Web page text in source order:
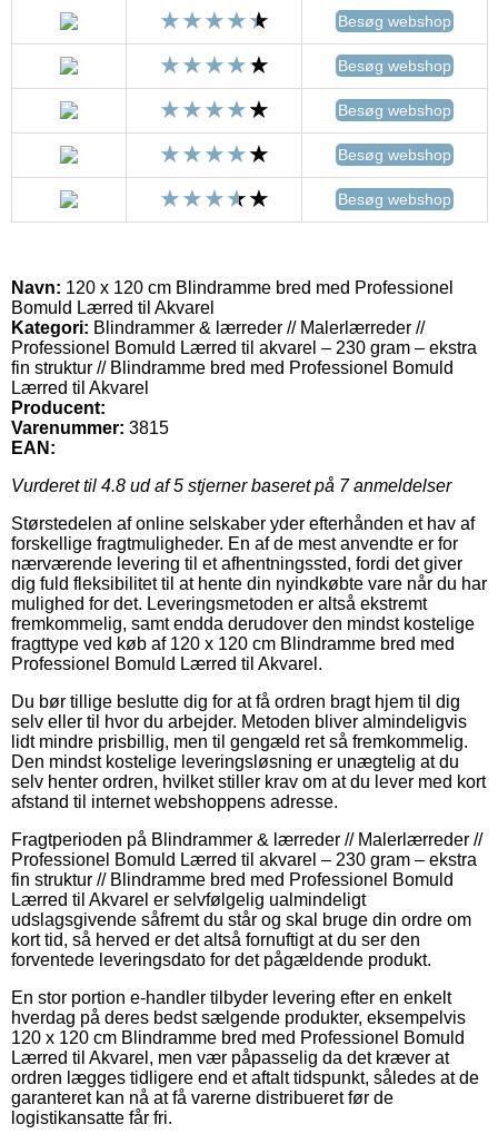
Besøg webshop
Besøg webshop
Besøg webshop
Besøg webshop
Besøg webshop
Navn: 120 x 120 cm Blindramme bred med Professionel
Bomuld Lærred til Akvarel
Kategori: Blindrammer & lærreder // Malerlærreder //
Professionel Bomuld Lærred til akvarel – 230 gram – ekstra
fin struktur // Blindramme bred med Professionel Bomuld
Lærred til Akvarel
Producent:
Varenummer: 3815
EAN:
Vurderet til 4.8 ud af 5 stjerner baseret på 7anmeldelser
Størstedelen af online selskaber yder efterhånden et hav af
forskellige fragtmuligheder. En af de mest anvendte er for
nærværende levering til et afhentningssted, fordi det giver
dig fuld fleksibilitet til at hente din nyindkøbte vare når du har
mulighed for det. Leveringsmetoden er altså ekstremt
fremkommelig, samt endda derudover den mindst kostelige
fragttype ved køb af 120 x 120 cm Blindramme bred med
Professionel Bomuld Lærred til Akvarel.
Du bør tillige beslutte dig for at få ordren bragt hjem til dig
selv eller til hvor du arbejder. Metoden bliver almindeligvis
lidt mindre prisbillig, men til gengæld ret så fremkommelig.
Den mindst kostelige leveringsløsning er unægtelig at du
selv henter ordren, hvilket stiller krav om at du lever med kort
afstand til internet webshoppens adresse.
Fragtperioden på Blindrammer & lærreder // Malerlærreder //
Professionel Bomuld Lærred til akvarel – 230 gram – ekstra
fin struktur // Blindramme bred med Professionel Bomuld
Lærred til Akvarel er selvfølgelig ualmindeligt
udslagsgivende såfremt du står og skal bruge din ordre om
kort tid, så herved er det altså fornuftigt at du ser den
forventede leveringsdato for det pågældende produkt.
En stor portion e-handler tilbyder levering efter en enkelt
hverdag på deres bedst sælgende produkter, eksempelvis
120 x 120 cm Blindramme bred med Professionel Bomuld
Lærred til Akvarel, men vær påpasselig da det kræver at
ordren lægges tidligere end et aftalt tidspunkt, således at de
garanteret kan nå at få varerne distribueret før de
logistikansatte får fri.